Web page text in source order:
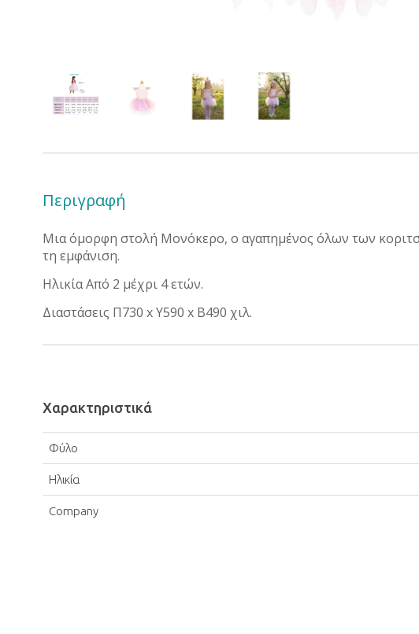
Περιγραφή
Μια όμορφη στολή Μονόκερο, ο αγαπημένος όλων των
τη εμφάνιση.
Ηλικία Από 2 μέχρι 4 ετών.
Διαστάσεις Π730 x Y590 x Β490 χιλ.
Χαρακτηριστικά
Φύλο
Ηλικία
Company